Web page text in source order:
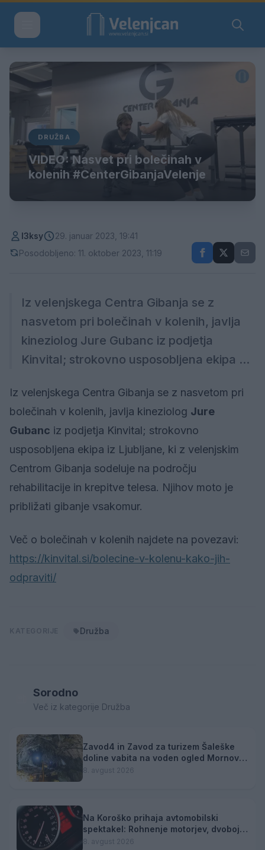
DRUŽBA
VIDEO: Nasvet pri bolečinah v
kolenih #CenterGibanjaVelenje
l3ksy
29. januar 2023, 19:41
Posodobljeno: 11. oktober 2023, 11:19
Iz velenjskega Centra Gibanja se z
nasvetom pri bolečinah v kolenih, javlja
kineziolog Jure Gubanc iz podjetja
Kinvital; strokovno usposobljena ekipa ...
Iz velenjskega Centra Gibanja se z nasvetom pri
bolečinah v kolenih, javlja kineziolog Jure
Gubanc iz podjetja Kinvital; strokovno
usposobljena ekipa iz Ljubljane, ki z velenjskim
Centrom Gibanja sodeluje na področju
rehabilitacije in krepitve telesa. Njihov moto je
približati gibanje vsakomur.
Več o bolečinah v kolenih najdete na povezavi:
https://kinvital.si/bolecine-v-kolenu-kako-jih-
odpraviti/
Družba
Sorodno
Več iz kategorije Družba
Zavod4 in Zavod za turizem Šaleške
doline vabita na voden ogled Mornove
zijalke
8. avgust 2026
Na Koroško prihaja avtomobilski
spektakel: Rohnenje motorjev, dvoboji
na progah in atraktivni Car Meet
8. avgust 2026